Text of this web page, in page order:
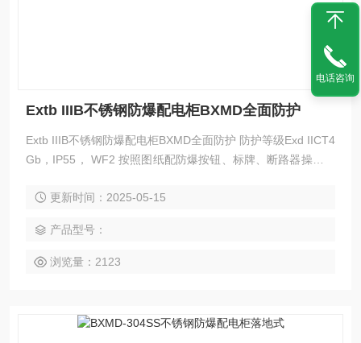
Extb IIIB不锈钢防爆配电柜BXMD全面防护
Extb IIIB不锈钢防爆配电柜BXMD全面防护 防护等级Exd IICT4
Gb，IP55， WF2 按照图纸配防爆按钮、标牌、断路器操作开
更新时间：2025-05-15
产品型号：
浏览量：2123
电话咨询